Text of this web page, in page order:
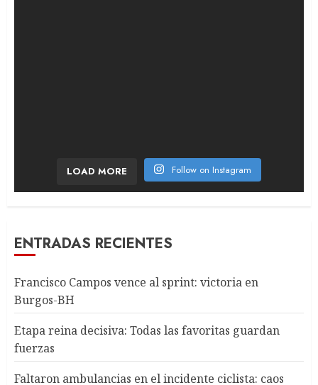
LOAD MORE Follow on Instagram
ENTRADAS RECIENTES
Francisco Campos vence al sprint: victoria en
Burgos-BH
Etapa reina decisiva: Todas las favoritas guardan
fuerzas
Faltaron ambulancias en el incidente ciclista: caos